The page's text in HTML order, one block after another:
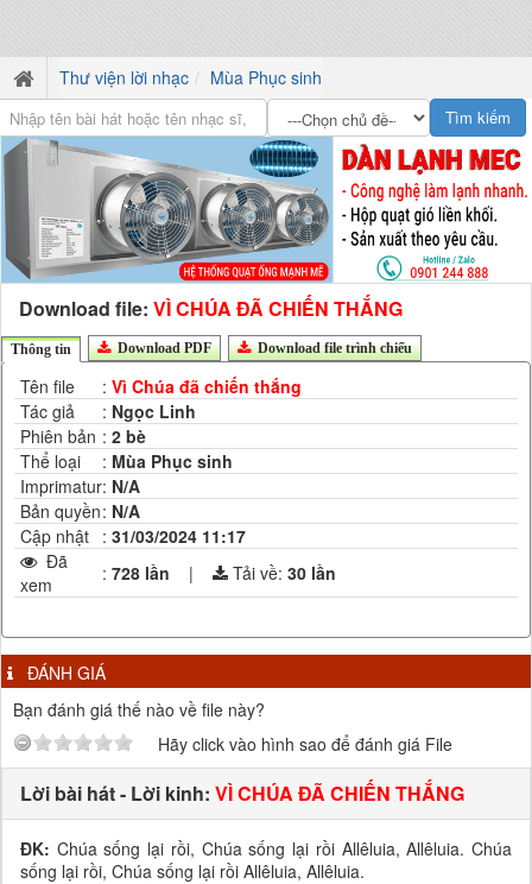
Thư viện lời nhạc Mùa Phục sinh
Download file: VÌ CHÚA ĐÃ CHIẾN THẮNG
Thông tin Download PDF Download file trình chiếu
Tên file : Vì Chúa đã chiến thắng
Tác giả
: Ngọc Linh
Phiên bản : 2 bè
Thể loại
: Mùa Phục sinh
Imprimatur: N/A
Bản quyền: N/A
Cập nhật : 31/03/2024 11:17
Đã
xem
: 728 lần | Tải về: 30 lần
ĐÁNH GIÁ
Bạn đánh giá thế nào về file này?
Hãy click vào hình sao để đánh giá File
Lời bài hát - Lời kinh: VÌ CHÚA ĐÃ CHIẾN THẮNG
ĐK: Chúa sống lại rồi, Chúa sống lại rồi Allêluia, Allêluia. Chúa
sống lại rồi, Chúa sống lại rồi Allêluia, Allêluia.